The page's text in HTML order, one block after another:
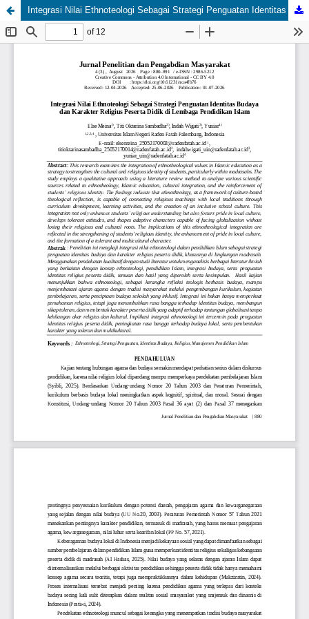
Integrasi Nilai Ethnoteologi Sebagai Strategi Penguatan Identitas Budaya dan Karakter Religius Peserta Didik di Lembaga Pendidikan Islam